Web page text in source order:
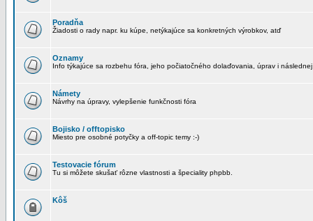
Poradňa
Žiadosti o rady napr. ku kúpe, netýkajúce sa konkretných výrobkov, atď
Oznamy
Info týkajúce sa rozbehu fóra, jeho počiatočného dolaďovania, úprav i
Námety
Návrhy na úpravy, vylepšenie funkčnosti fóra
Bojisko / offtopisko
Miesto pre osobné potyčky a off-topic temy :-)
Testovacie fórum
Tu si môžete skušať rôzne vlastnosti a špeciality phpbb.
Kôš